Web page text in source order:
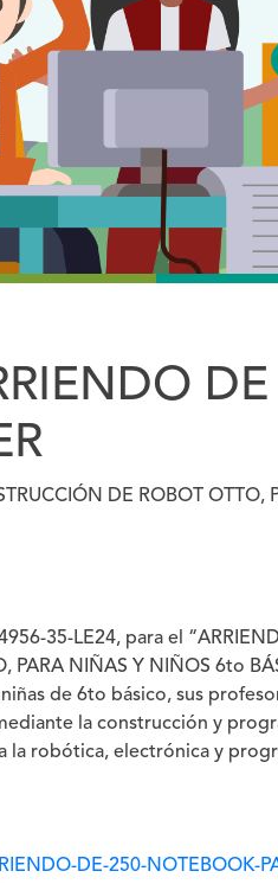
DE ROBOT OTTO,
35-LE24, para el
PARA NIÑAS Y NIÑOS 6to
de 6to básico, sus
la construcción y
robótica, electrónica y
DE-250-NOTEBOOK-